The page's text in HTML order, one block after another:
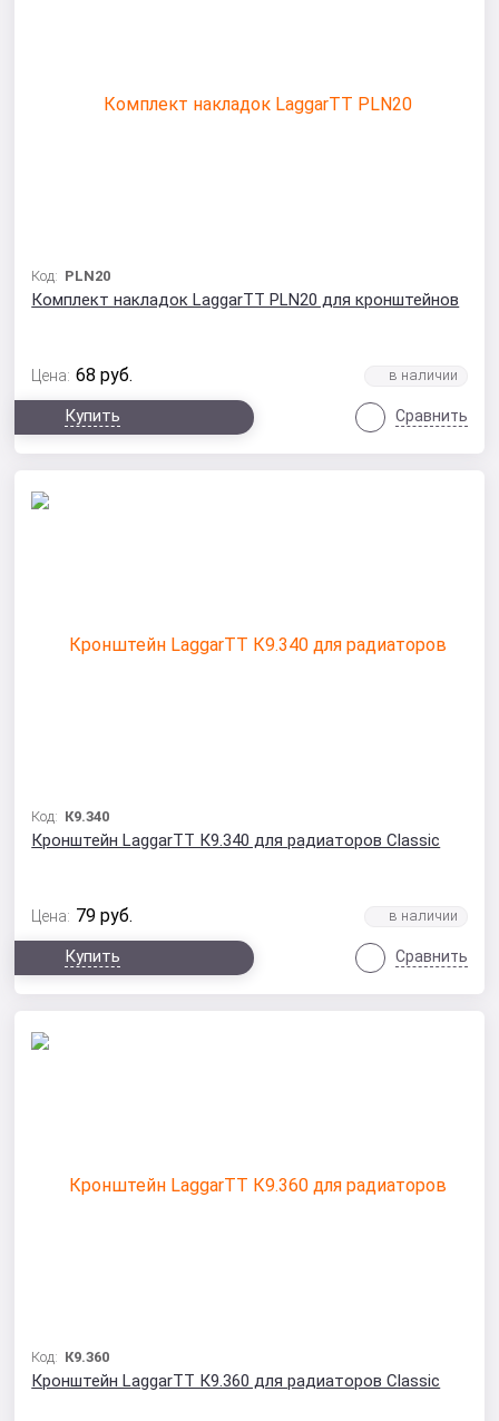
Код: PLN20
Комплект накладок LaggarTT PLN20 для кронштейнов
Цена: 68 руб.
Купить Сравнить
Код: К9.340
Кронштейн LaggarTT К9.340 для радиаторов Classic
Цена: 79 руб.
Купить Сравнить
Код: К9.360
Кронштейн LaggarTT К9.360 для радиаторов Classic